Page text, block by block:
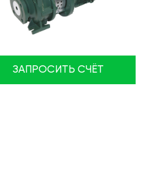
ЗАПРОСИТЬ СЧЁТ